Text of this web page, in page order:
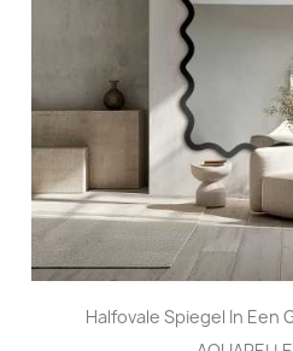
Halfovale Spiegel In Een